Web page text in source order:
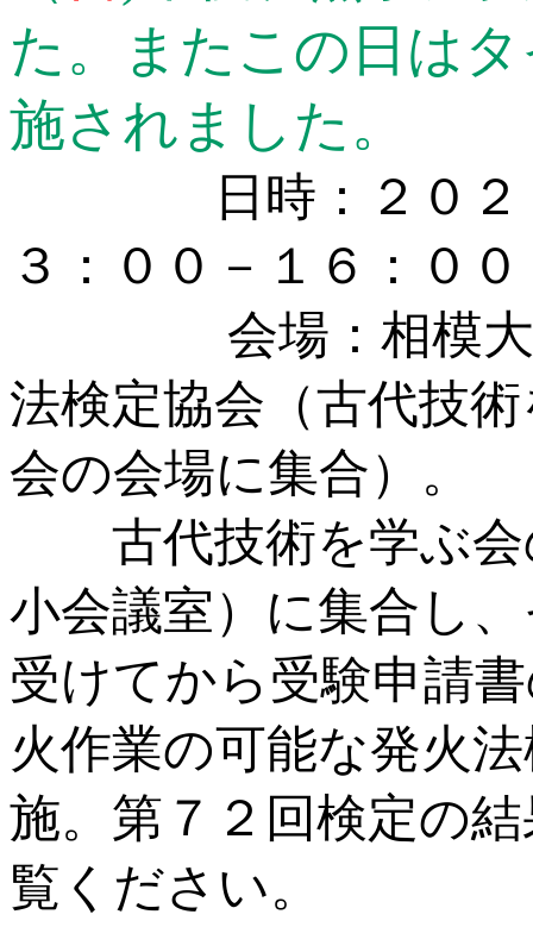
た。またこの日は
施されました。
日時：２０２３
３：００－１６：００
会場：相模大野
法検定協会（古代技
会の会場に集合）。
古代技術を学ぶ会
小会議室）に集合し
受けてから受験申請
火作業の可能な発火
施。第７２回検定の
覧ください。